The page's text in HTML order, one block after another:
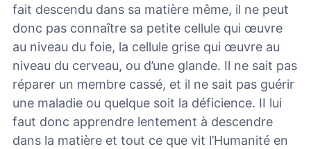
fait descendu dans sa matière même, il ne peut
donc pas connaître sa petite cellule qui œuvre
au niveau du foie, la cellule grise qui œuvre au
niveau du cerveau, ou d’une glande. Il ne sait pas
réparer un membre cassé, et il ne sait pas guérir
une maladie ou quelque soit la déficience. II lui
faut donc apprendre lentement à descendre
dans la matière et tout ce que vit l’Humanité en